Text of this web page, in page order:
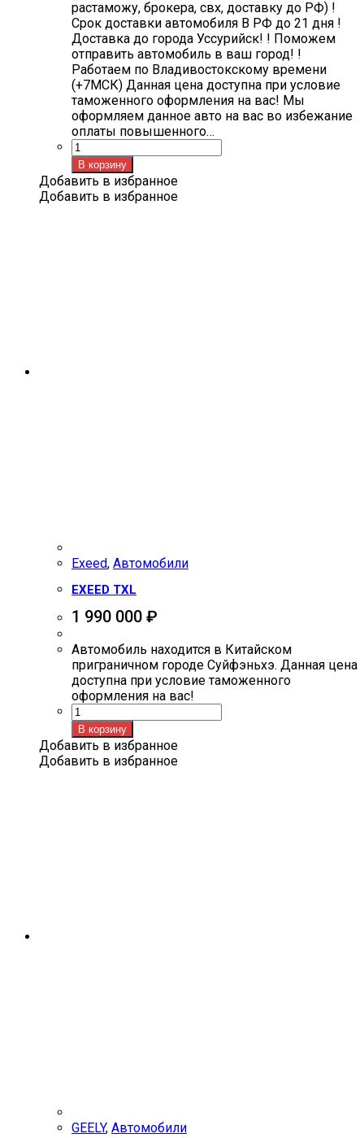
растаможу, брокера, свх, доставку до РФ) !
Срок доставки автомобиля В РФ до 21 дня !
Доставка до города Уссурийск! ! Поможем
отправить автомобиль в ваш город! !
Работаем по Владивостокскому времени
(+7МСК) Данная цена доступна при условие
таможенного оформления на вас! Мы
оформляем данное авто на вас во избежание
оплаты повышенного…
Количество
товара
BMW
X1
В корзину
Добавить в избранное
Добавить в избранное
Exeed, Автомобили
EXEED TXL
1 990 000 ₽
Автомобиль находится в Китайском
приграничном городе Суйфэньхэ. Данная цена
доступна при условие таможенного
оформления на вас!
Количество
товара
EXEED
TXL
В корзину
Добавить в избранное
Добавить в избранное
GEELY, Автомобили